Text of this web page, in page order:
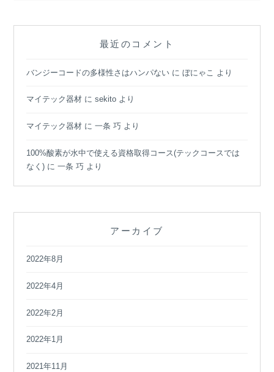
最近のコメント
バンジーコードの多様性さはハンパない にぼにゃこ より
マイテック器材 にsekito より
マイテック器材 に一条 巧 より
100%酸素が水中で使える資格取得コース(テックコースでは
なく) に一条 巧 より
アーカイブ
2022年8月
2022年4月
2022年2月
2022年1月
2021年11月